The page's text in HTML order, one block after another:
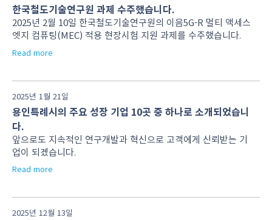
한국철도기술연구원 과제 수주했습니다.
2025년 2월 10일 한국철도기술연구원의 이음5G-R 멀티 액세스
엣지 컴퓨팅(MEC) 적용 현장시험 지원 과제를 수주했습니다.
Read more
2025년 1월 21일
용인특례시의 주요 성장 기업 10곳 중 하나로 소개되었습니
다.
앞으로도 지속적인 연구개발과 혁신으로 고객에게 신뢰받는 기
업이 되겠습니다.
Read more
2025년 12월 13일